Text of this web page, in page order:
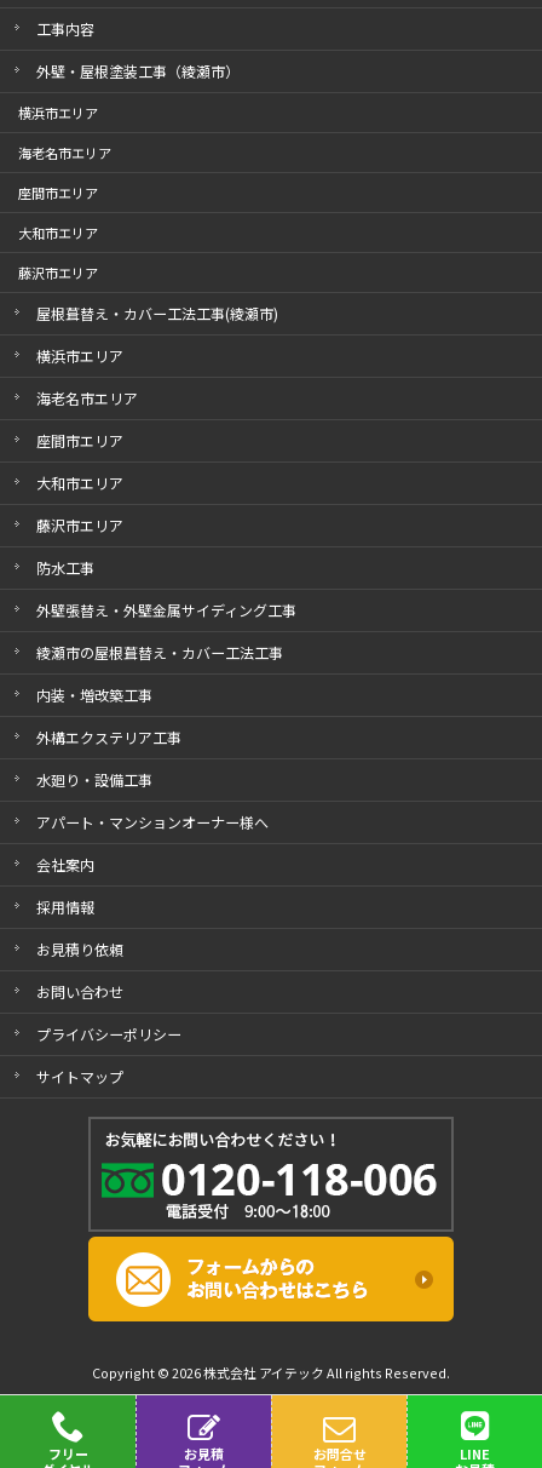
工事内容
外壁・屋根塗装工事（綾瀬市）
横浜市エリア
海老名市エリア
座間市エリア
大和市エリア
藤沢市エリア
屋根葺替え・カバー工法工事(綾瀬市)
横浜市エリア
海老名市エリア
座間市エリア
大和市エリア
藤沢市エリア
防水工事
外壁張替え・外壁金属サイディング工事
綾瀬市の屋根葺替え・カバー工法工事
内装・増改築工事
外構エクステリア工事
水廻り・設備工事
アパート・マンションオーナー様へ
会社案内
採用情報
お見積り依頼
お問い合わせ
プライバシーポリシー
サイトマップ
Copyright © 2026 株式会社 アイテック All rights Reserved.
フリー
お見積
お問合せ
LINE